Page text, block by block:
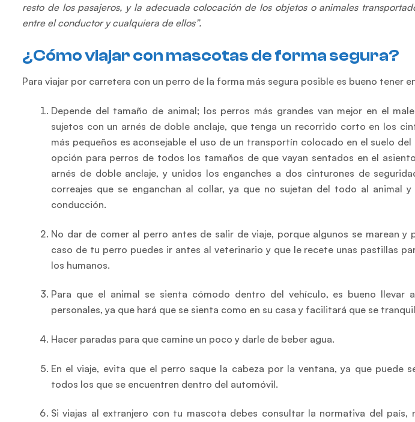
resto de los pasajeros, y la adecuada colocación de los objetos o animales
entre el conductor y cualquiera de ellos”.
¿Cómo viajar con mascotas de forma segura?
Para viajar por carretera con un perro de la forma más segura posible es bueno tener
Depende del tamaño de animal; los perros más grandes van mejor en el
sujetos con un arnés de doble anclaje, que tenga un recorrido corto en los
más pequeños es aconsejable el uso de un transportín colocado en el suelo
opción para perros de todos los tamaños de que vayan sentados en el
arnés de doble anclaje, y unidos los enganches a dos cinturones de
correajes que se enganchan al collar, ya que no sujetan del todo al animal
conducción.
No dar de comer al perro antes de salir de viaje, porque algunos se marean y
caso de tu perro puedes ir antes al veterinario y que le recete unas pastillas
los humanos.
Para que el animal se sienta cómodo dentro del vehículo, es bueno llevar
personales, ya que hará que se sienta como en su casa y facilitará que se
Hacer paradas para que camine un poco y darle de beber agua.
En el viaje, evita que el perro saque la cabeza por la ventana, ya que puede
todos los que se encuentren dentro del automóvil.
Si viajas al extranjero con tu mascota debes consultar la normativa del país,